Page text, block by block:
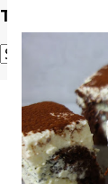
Translate